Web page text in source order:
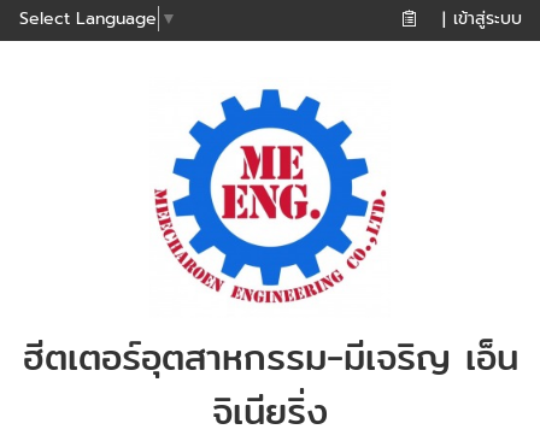
Select Language ▼ | เข้าสู่ระบบ
ฮีตเตอร์อุตสาหกรรม-มีเจริญ เอ็น
จิเนียริ่ง